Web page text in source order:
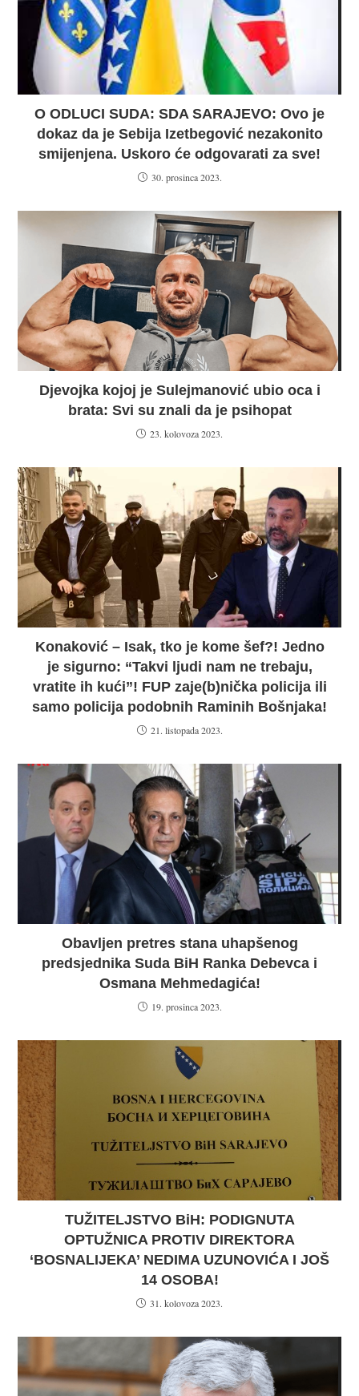
O ODLUCI SUDA: SDA SARAJEVO: Ovo je
dokaz da je Sebija Izetbegović nezakonito
smijenjena. Uskoro će odgovarati za sve!
30. prosinca 2023.
Djevojka kojoj je Sulejmanović ubio oca i
brata: Svi su znali da je psihopat
23. kolovoza 2023.
Konaković – Isak, tko je kome šef?! Jedno
je sigurno: “Takvi ljudi nam ne trebaju,
vratite ih kući”! FUP zaje(b)nička policija ili
samo policija podobnih Raminih Bošnjaka!
21. listopada 2023.
Obavljen pretres stana uhapšenog
predsjednika Suda BiH Ranka Debevca i
Osmana Mehmedagića!
19. prosinca 2023.
TUŽITELJSTVO BiH: PODIGNUTA
OPTUŽNICA PROTIV DIREKTORA
‘BOSNALIJEKA’ NEDIMA UZUNOVIĆA I JOŠ
14 OSOBA!
31. kolovoza 2023.